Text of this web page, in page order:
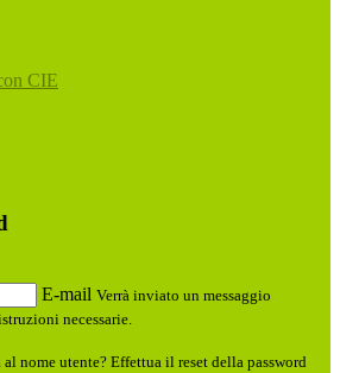
CIE
E-mail Verrà inviato un messaggio
necessarie.
nome utente? Effettua il reset della password